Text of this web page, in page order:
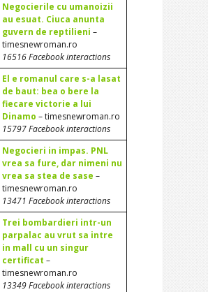
Negocierile cu umanoizii
au esuat. Ciuca anunta
guvern de reptilieni –
timesnewroman.ro
16516 Facebook interactions
El e romanul care s-a lasat
de baut: bea o bere la
fiecare victorie a lui
Dinamo – timesnewroman.ro
15797 Facebook interactions
Negocieri in impas. PNL
vrea sa fure, dar nimeni nu
vrea sa stea de sase –
timesnewroman.ro
13471 Facebook interactions
Trei bombardieri intr-un
parpalac au vrut sa intre
in mall cu un singur
certificat –
timesnewroman.ro
13349 Facebook interactions